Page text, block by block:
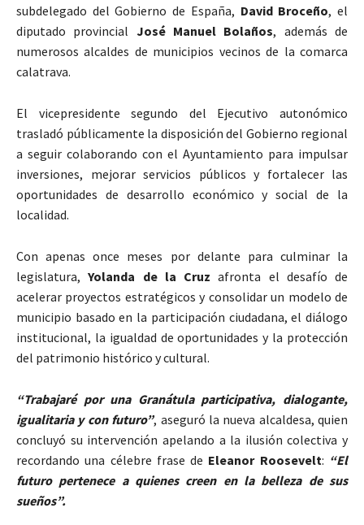
subdelegado del Gobierno de España, David Broceño, el
diputado provincial José Manuel Bolaños, además de
numerosos alcaldes de municipios vecinos de la comarca
calatrava.
El vicepresidente segundo del Ejecutivo autonómico
trasladó públicamente la disposición del Gobierno regional
a seguir colaborando con el Ayuntamiento para impulsar
inversiones, mejorar servicios públicos y fortalecer las
oportunidades de desarrollo económico y social de la
localidad.
Con apenas once meses por delante para culminar la
legislatura,Yolanda de la Cruz afronta el desafío de
acelerar proyectos estratégicos y consolidar un modelo de
municipio basado en la participación ciudadana, el diálogo
institucional, la igualdad de oportunidades y la protección
del patrimonio histórico y cultural.
“Trabajaré por una Granátula participativa, dialogante,
igualitaria y con futuro”, aseguró la nueva alcaldesa, quien
concluyó su intervención apelando a la ilusión colectiva y
recordando una célebre frase de Eleanor Roosevelt: “El
futuro pertenece a quienes creen en la belleza de sus
sueños”.